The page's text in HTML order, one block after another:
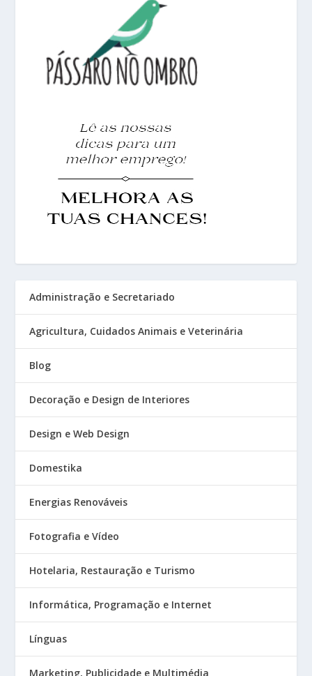
Administração e Secretariado
Agricultura, Cuidados Animais e Veterinária
Blog
Decoração e Design de Interiores
Design e Web Design
Domestika
Energias Renováveis
Fotografia e Vídeo
Hotelaria, Restauração e Turismo
Informática, Programação e Internet
Línguas
Marketing, Publicidade e Multimédia